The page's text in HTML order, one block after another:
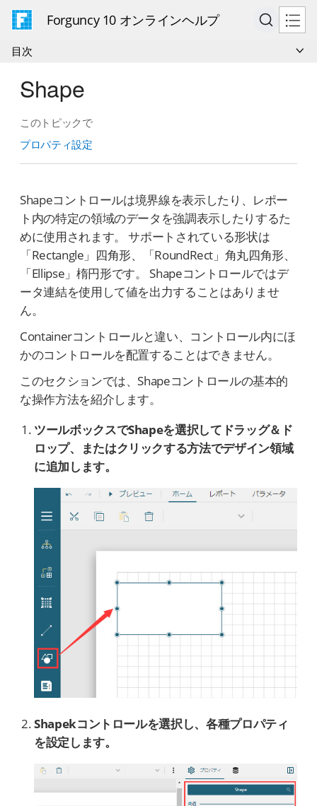
Forguncy 10 オンラインヘルプ
目次
Shape
このトピックで
プロパティ設定
Shapeコントロールは境界線を表示したり、レポー
ト内の特定の領域のデータを強調表示したりするた
めに使用されます。 サポートされている形状は
「Rectangle」四角形、「RoundRect」角丸四角形、
「Ellipse」楕円形です。 Shapeコントロールではデ
ータ連結を使用して値を出力することはありませ
ん。
Containerコントロールと違い、コントロール内にほ
かのコントロールを配置することはできません。
このセクションでは、Shapeコントロールの基本的
な操作方法を紹介します。
ツールボックスでShapeを選択してドラッグ＆ド
ロップ、またはクリックする方法でデザイン領域
に追加します。
Shapekコントロールを選択し、各種プロパティ
を設定します。